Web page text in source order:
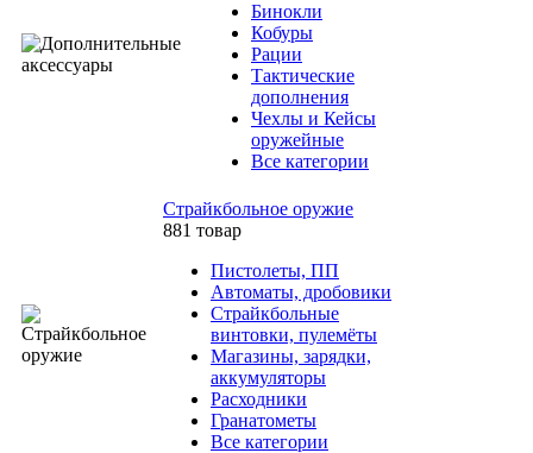
Бинокли
Кобуры
Рации
Тактические
дополнения
Чехлы и Кейсы
оружейные
Все категории
Страйкбольное оружие
881 товар
Пистолеты, ПП
Автоматы, дробовики
Страйкбольные
винтовки, пулемёты
Магазины, зарядки,
аккумуляторы
Расходники
Гранатометы
Все категории